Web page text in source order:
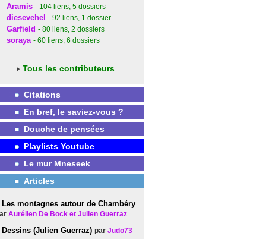
Aramis - 104 liens, 5 dossiers
diesevehel - 92 liens, 1 dossier
Garfield - 80 liens, 2 dossiers
soraya - 60 liens, 6 dossiers
Tous les contributeurs
Citations
En bref, le saviez-vous ?
Douche de pensées
Playlists Youtube
Le mur Mneseek
Articles
Les montagnes autour de Chambéry
Aurélien De Bock et Julien Guerraz
Dessins (Julien Guerraz) par Judo73